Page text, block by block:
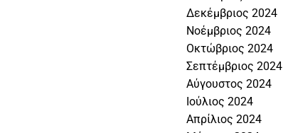
Δεκέμβριος 2024
Νοέμβριος 2024
Οκτώβριος 2024
Σεπτέμβριος 2024
Αύγουστος 2024
Ιούλιος 2024
Απρίλιος 2024